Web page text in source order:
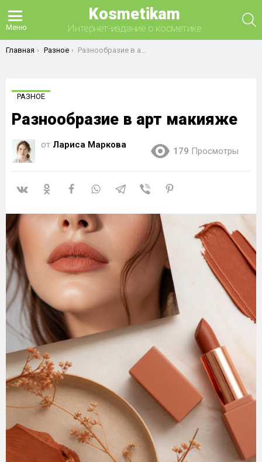
Меню
Kosmetikam
Интернет-издание о косметике
Вы здесь:
Главная Разное Разнообразие в арт макияже
РАЗНОЕ
Разнообразие в арт макияже
от Лариса Маркова
179 Просмотры